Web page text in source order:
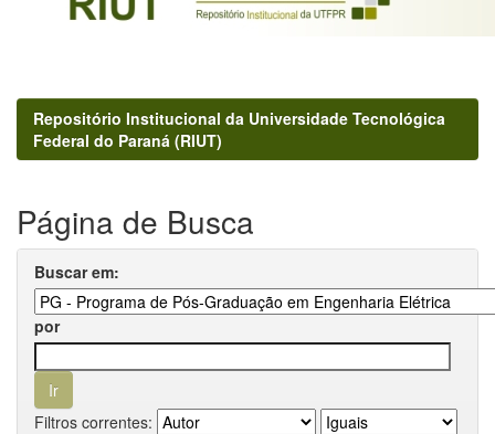
Repositório Institucional da Universidade Tecnológica
Federal do Paraná (RIUT)
Página de Busca
Buscar em:
por
Filtros correntes: